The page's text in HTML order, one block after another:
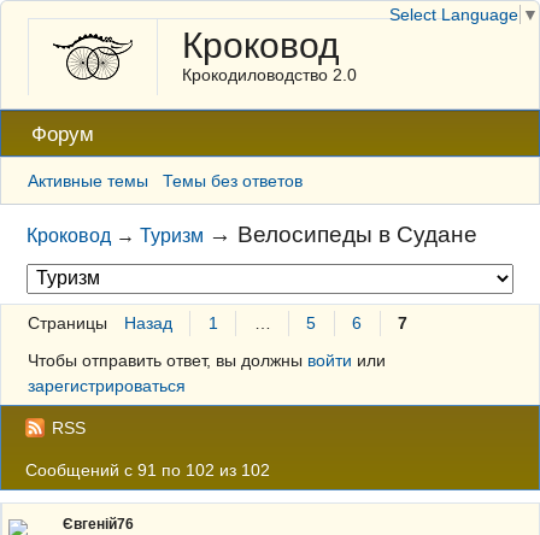
Кроковод
Крокодиловодство 2.0
Форум
Активные темы Темы без ответов
Кроковод →Туризм → Велосипеды в Судане
Страницы Назад 1 5 6
7
Чтобы отправить ответ, вы должны войти или
зарегистрироваться
RSS
Сообщений с 91 по 102 из 102
Євгеній76
Select Language ▼